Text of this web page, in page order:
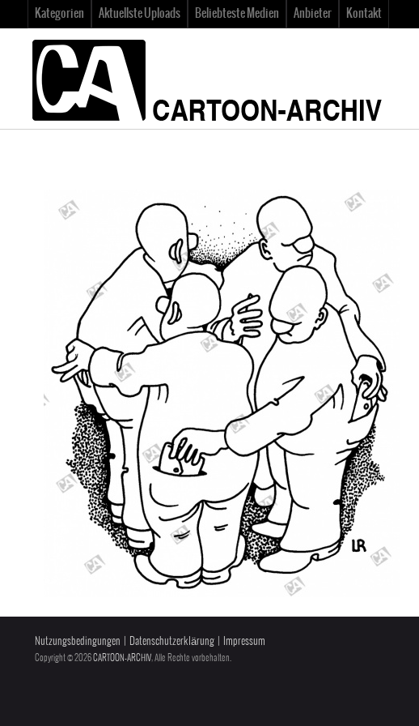
Kategorien Aktuellste Uploads Beliebteste Medien Anbieter Kontakt
Nutzungsbedingungen Datenschutzerklärung Impressum
Copyright © 2026CARTOON-ARCHIV, Alle Rechte vorbehalten.